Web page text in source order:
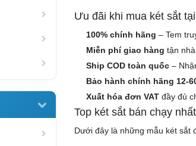
Ưu đãi khi mua két sắt
100% chính hãng – Tem
Miễn phí giao hàng tận
Ship COD toàn quốc–
Bảo hành chính hãng 12-
Xuất hóa đơn VATđầy đủ
Top két sắt bán chạy
Dưới đây là những mẫu két sắt